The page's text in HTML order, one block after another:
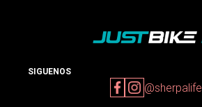
SIGUENOS
@sherpalife